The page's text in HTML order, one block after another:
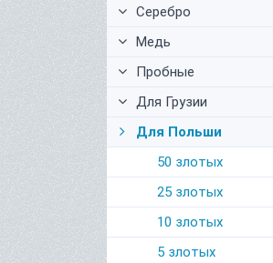
Серебро
Медь
Пробные
Для Грузии
Для Польши
50 злотых
25 злотых
10 злотых
5 злотых